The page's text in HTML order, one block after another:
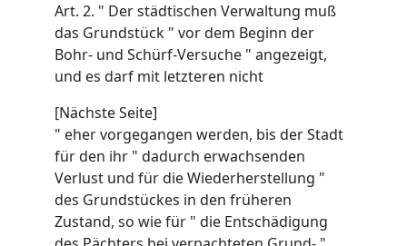
Art. 2. " Der städtischen Verwaltung muß
das Grundstück " vor dem Beginn der
Bohr- und Schürf-Versuche " angezeigt,
und es darf mit letzteren nicht
[Nächste Seite]
" eher vorgegangen werden, bis der Stadt
für den ihr " dadurch erwachsenden
Verlust und für die Wiederherstellung "
des Grundstückes in den früheren
Zustand, so wie für " die Entschädigung